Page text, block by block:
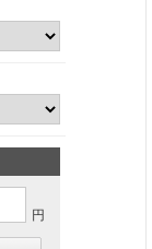
円